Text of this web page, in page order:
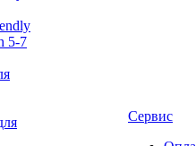
5-7
Сервис